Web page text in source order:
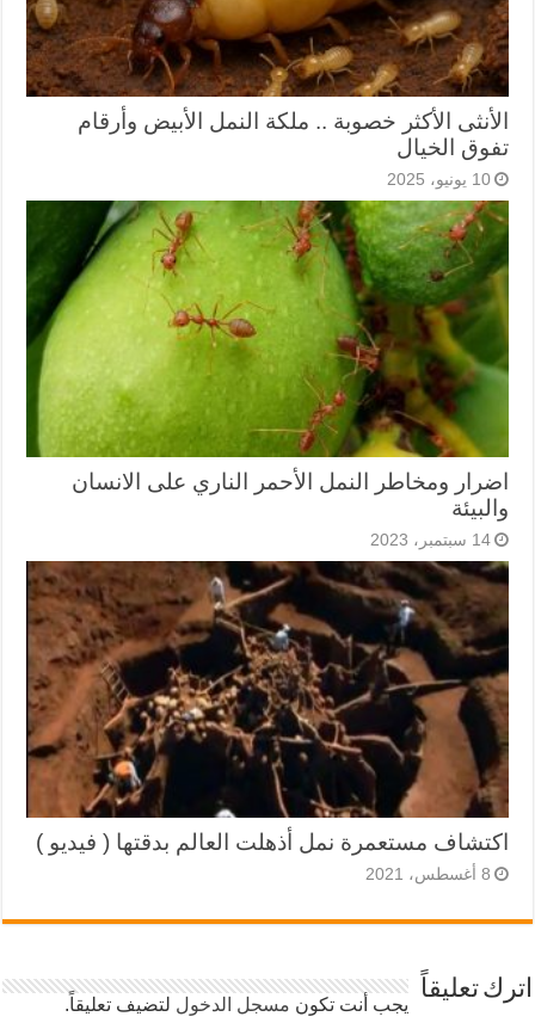
الأنثى الأكثر خصوبة .. ملكة النمل الأبيض وأرقام
تفوق الخيال
10 يونيو، 2025
اضرار ومخاطر النمل الأحمر الناري على الانسان
والبيئة
14 سبتمبر، 2023
اكتشاف مستعمرة نمل أذهلت العالم بدقتها ( فيديو )
8 أغسطس، 2021
اترك تعليقاً
يجب أنت تكون مسجل الدخول لتضيف تعليقاً.